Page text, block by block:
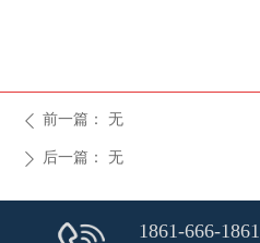
ꄴ 前一篇： 无
ꄲ 后一篇： 无
1861-666-1861